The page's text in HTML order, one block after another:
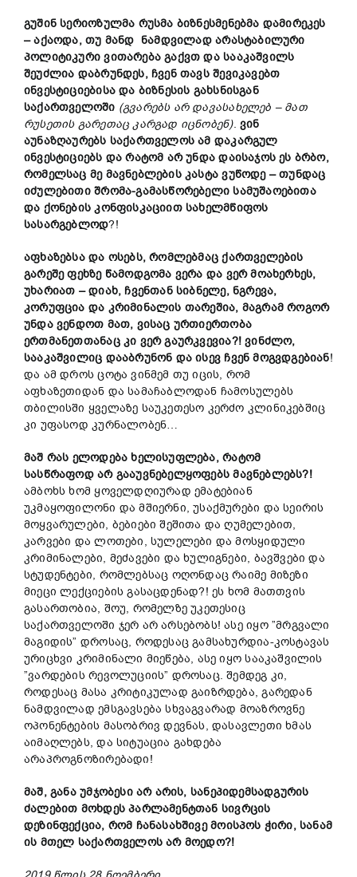
გუშინსერიოზულმა რუსმა ბიზნესმენებმა დამირეკეს
–აქაოდა,თუ მანდ ნამდვილადარასტაბილური
პოლიტიკურივითარებაგაქვთდასააკაშვილს
შეუძლია დაბრუნდეს, ჩვენთავსშევიკავებთ
ინვესტიციებისადა ბიზნესის გახსნისგან
საქართველოში (გვარებს არ დავასახელებ – მათ
რუსეთის გარეთაც კარგად იცნობენ). ვინ
აუნაზღაურებს საქართველოსამ დაკარგულ
ინვესტიციებს დარატომ არუნდადაისაჯოსეს ბრბო,
რომელსაც მე მავნებლებისკასტავუწოდე –თუნდაც
იძულებითიშრომა-გამასწორებელი სამუშაოებითა
და ქონებისკონფისკაციითსახელმწიფოს
სასარგებლოდ?!
აფხაზებსადა ოსებს,რომლებმაცქართველების
გარეშე ფეხზე წამოდგომა ვერა და ვერმოახერხეს,
უხარიათ –დიახ,ჩვენთანსიბნელე, ნგრევა,
კორუფცია და კრიმინალის თარეშია, მაგრამროგორ
უნდავენდოთ მათ, ვისაც ურთიერთობა
ერთმანეთთანაც კი ვერგაურკვევია?!ვინძლო,
სააკაშვილიც დააბრუნონ დაისევჩვენ მოგვდგებიან!
და ამ დროს ცოტა ვინმემ თუ იცის, რომ
აფხაზეთიდან და სამაჩაბლოდან ჩამოსულებს
თბილისში ყველაზე საუკეთესო კერძო კლინიკებშიც
კი უფასოდ კურნალობენ…
მაშ რას ელოდებახელისუფლება,რატომ
სასწრაფოდარ გააუვნებელყოფებსმავნებლებს?!
ამბოხს ხომ ყოველდღიურად ემატებიან
უკმაყოფილონი და მშიერნი, უსაქმურები და სეირის
მოყვარულები, ბებიები შეშითა და ღუმელებით,
კარვები და ლოთები, სულელები და მოსყიდული
კრიმინალები, მეძავები და ხულიგნები, ბავშვები და
სტუდენტები, რომლებსაც ოღონდაც რაიმე მიზეზი
მიეცი ლექციების გასაცდენად?! ეს ხომ მათთვის
გასართობია, შოუ, რომელზე უკეთესიც
საქართველოში ჯერ არ არსებობს! ასე იყო ”მრგვალი
მაგიდის” დროსაც, როდესაც გამსახურდია-კოსტავას
ურიცხვი კრიმინალი მიეწება, ასე იყო სააკაშვილის
”ვარდების რევოლუციის” დროსაც. შემდეგ კი,
როდესაც მასა კრიტიკულად გაიზრდება, გარედან
ნამდვილად ემსგავსება სხვაგვარად მოაზროვნე
ოპონენტების მასობრივ დევნას, დასავლეთი ხმას
აიმაღლებს, და სიტუაცია გახდება
არაპროგნოზირებადი!
მაშ,განაუმჯობესი არ არის, სანეპიდემსადგურის
ძალებით მოხდესპარლამენტთან სივრცის
დეზინფექცია, რომ ჩანასახშივე მოისპოს ჭირი,სანამ
ის მთელ საქართველოს არ მოედო?!